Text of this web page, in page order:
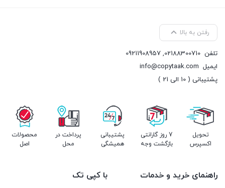
رفتن به بالا
تلفن 02188300710
,
09211908957
ایمیل info@copytaak.com
پشتیبانی ( 10 الی 21 )
تحویل
اکسپرس
7 روز گارانتی
بازگشت وجه
پشتیبانی
همیشگی
پرداخت در
محل
محصولات
اصل
راهنمای خرید و خدمات
با کپی تک